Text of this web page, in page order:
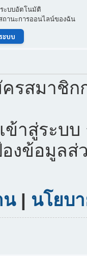
ระบบอัตโนมัติ
ถานะการออนไลน์ของฉัน
สมาชิก
สู่ระบบ
งข้อมูล
น| นโยบ